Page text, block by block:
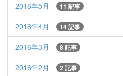
2016年5月 11 記事
2016年4月 14 記事
2016年3月 8 記事
2016年2月 2 記事